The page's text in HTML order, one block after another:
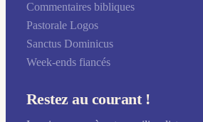
Commentaires bibliques
Pastorale Logos
Sanctus Dominicus
Week-ends fiancés
Restez au courant !